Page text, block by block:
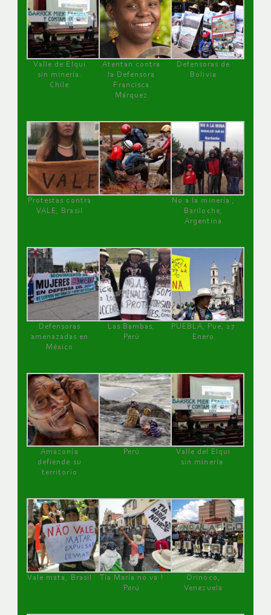
Valle de Elqui
sin minería.
Chile
Atentan contra
la Defensora
Francisca
Márquez
Defensoras de
Bolivia
Protestas contra
VALE, Brasil
No a la minería ,
Bariloche,
Argentina
Defensoras
amenazadas en
México
Las Bambas,
Perú
PUEBLA, Pue, 27
Enero
Amazonía
defiende su
territorio
Perú
Valle del Elqui
sin minería.
Vale mata, Brasil
Tía María no va !
Perú
Orinoco,
Venezuela